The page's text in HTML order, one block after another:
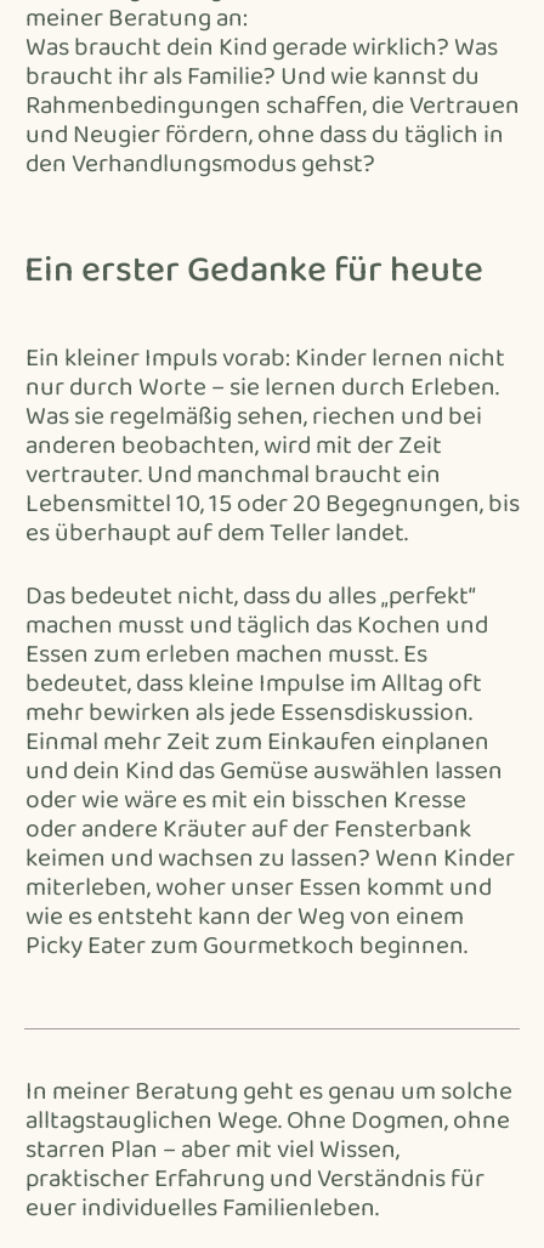
meiner Beratung an:
Was braucht dein Kind gerade wirklich? Was
braucht ihr als Familie? Und wie kannst du
Rahmenbedingungen schaffen, die Vertrauen
und Neugier fördern, ohne dass du täglich in
den Verhandlungsmodus gehst?
Ein erster Gedanke für heute
Ein kleiner Impuls vorab: Kinder lernen nicht
nur durch Worte – sie lernen durch Erleben.
Was sie regelmäßig sehen, riechen und bei
anderen beobachten, wird mit der Zeit
vertrauter. Und manchmal braucht ein
Lebensmittel 10, 15 oder 20 Begegnungen, bis
es überhaupt auf dem Teller landet.
Das bedeutet nicht, dass du alles „perfekt“
machen musst und täglich das Kochen und
Essen zum erleben machen musst. Es
bedeutet, dass kleine Impulse im Alltag oft
mehr bewirken als jede Essensdiskussion.
Einmal mehr Zeit zum Einkaufen einplanen
und dein Kind das Gemüse auswählen lassen
oder wie wäre es mit ein bisschen Kresse
oder andere Kräuter auf der Fensterbank
keimen und wachsen zu lassen? Wenn Kinder
miterleben, woher unser Essen kommt und
wie es entsteht kann der Weg von einem
Picky Eater zum Gourmetkoch beginnen.
In meiner Beratung geht es genau um solche
alltagstauglichen Wege. Ohne Dogmen, ohne
starren Plan – aber mit viel Wissen,
praktischer Erfahrung und Verständnis für
euer individuelles Familienleben.